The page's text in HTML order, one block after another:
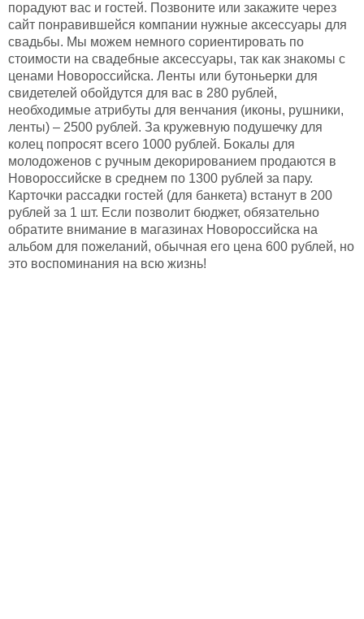
порадуют вас и гостей. Позвоните или закажите через
сайт понравившейся компании нужные аксессуары для
свадьбы. Мы можем немного сориентировать по
стоимости на свадебные аксессуары, так как знакомы с
ценами Новороссийска. Ленты или бутоньерки для
свидетелей обойдутся для вас в 280 рублей,
необходимые атрибуты для венчания (иконы, рушники,
ленты) – 2500 рублей. За кружевную подушечку для
колец попросят всего 1000 рублей. Бокалы для
молодоженов с ручным декорированием продаются в
Новороссийске в среднем по 1300 рублей за пару.
Карточки рассадки гостей (для банкета) встанут в 200
рублей за 1 шт. Если позволит бюджет, обязательно
обратите внимание в магазинах Новороссийска на
альбом для пожеланий, обычная его цена 600 рублей, но
это воспоминания на всю жизнь!